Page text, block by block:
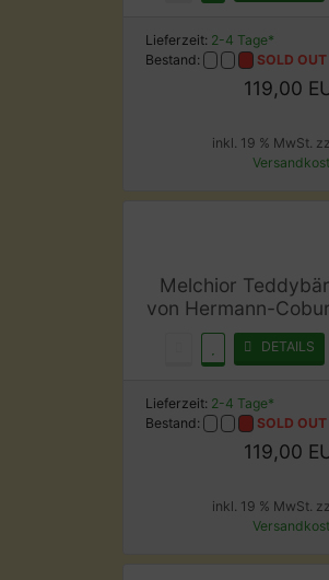
Lieferzeit: 2-4 Tage*
Bestand:
SOLD OUT
119,00
inkl. 19 % MwSt.
Melchior Teddybär
von Hermann-
DETAILS
Lieferzeit: 2-4 Tage*
Bestand:
SOLD OUT
119,00
inkl. 19 % MwSt.